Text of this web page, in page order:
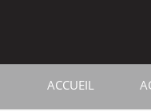
ACCUEIL